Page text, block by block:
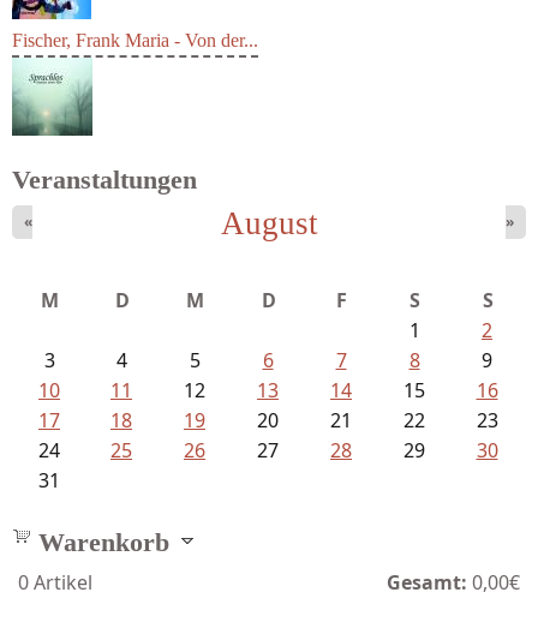
Fischer, Frank Maria - Von der...
Struckmeyer, Ingeborg - Sprachlos...
Veranstaltungen
August
« »
M D M D F S
S
1
2
3
4 5 6 7 8
9
10
11 12 13 14 15
16
17
18 19 20 21 22
23
24
25 26 27 28 29
30
31
Warenkorb
0Artikel Gesamt: 0,00€